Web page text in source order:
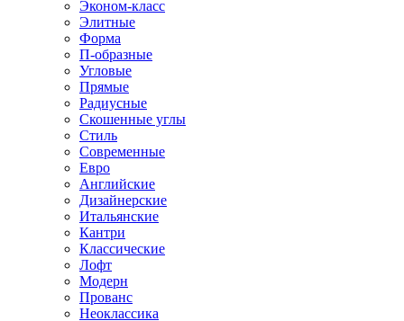
Эконом-класс
Элитные
Форма
П-образные
Угловые
Прямые
Радиусные
Скошенные углы
Стиль
Современные
Евро
Английские
Дизайнерские
Итальянские
Кантри
Классические
Лофт
Модерн
Прованс
Неоклассика